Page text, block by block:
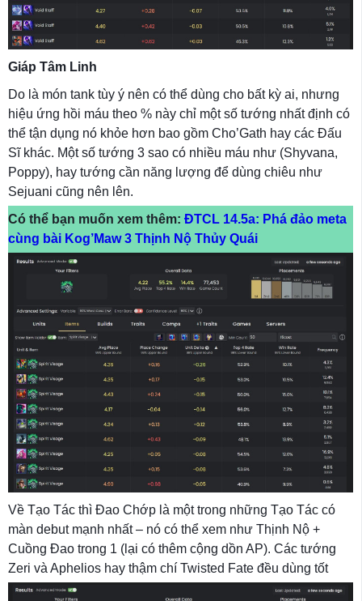
Giáp Tâm Linh
Do là món tank tùy ý nên có thể dùng cho bất kỳ ai, nhưng
hiệu ứng hồi máu theo % này chỉ một số tướng nhất định có
thể tận dụng nó khỏe hơn bao gồm Cho’Gath hay các Đấu
Sĩ khác. Một số tướng 3 sao có nhiều máu như (Shyvana,
Poppy), hay tướng cần năng lượng để dùng chiêu như
Sejuani cũng nên lên.
Có thể bạn muốn xem thêm: ĐTCL 14.5a: Phá đảo meta
cùng bài Kog’Maw 3 Thịnh Nộ Thủy Quái
Về Tạo Tác thì Đao Chớp là một trong những Tạo Tác có
màn debut mạnh nhất – nó có thể xem như Thịnh Nộ +
Cuồng Đao trong 1 (lại có thêm cộng dồn AP). Các tướng
Zeri và Aphelios hay thậm chí Twisted Fate đều dùng tốt